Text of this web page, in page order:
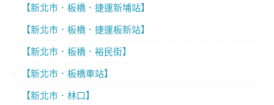
【新北市．板橋．捷運新埔站】
【新北市．板橋．捷運板新站】
【新北市．板橋．裕民街】
【新北市．板橋車站】
【新北市．林口】